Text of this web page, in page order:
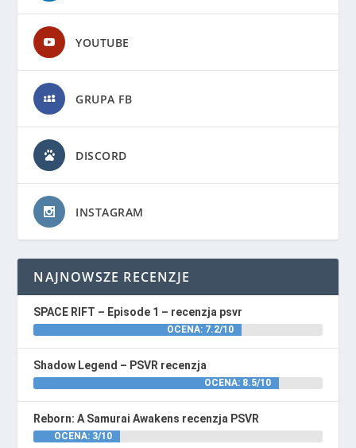
YOUTUBE
GRUPA FB
DISCORD
INSTAGRAM
NAJNOWSZE RECENZJE
SPACE RIFT – Episode 1 – recenzja psvr
OCENA: 7.2/10
Shadow Legend – PSVR recenzja
OCENA: 8.5/10
Reborn: A Samurai Awakens recenzja PSVR
OCENA: 3/10